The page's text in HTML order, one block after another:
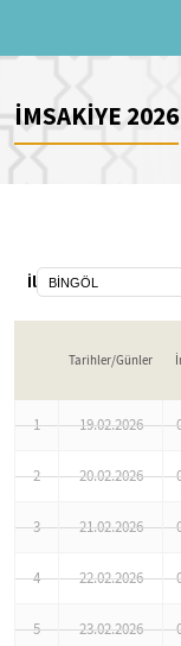
İMSAKİYE 2026
İl
Tarihler/Günler
1 19.02.2026
2 20.02.2026
3 21.02.2026
4 22.02.2026
5 23.02.2026